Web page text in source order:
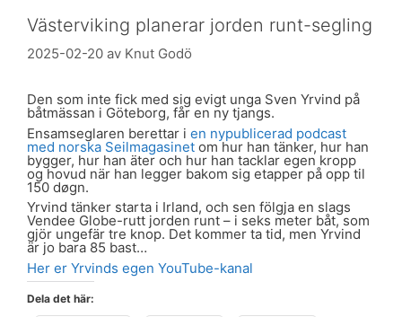
Västerviking planerar jorden runt-segling
2025-02-20 av Knut Godö
Den som inte fick med sig evigt unga Sven Yrvind på
båtmässan i Göteborg, får en ny tjangs.
Ensamseglaren berettar i en nypublicerad podcast
med norska Seilmagasinet om hur han tänker, hur han
bygger, hur han äter och hur han tacklar egen kropp
og hovud när han legger bakom sig etapper på opp til
150 døgn.
Yrvind tänker starta i Irland, och sen fölgja en slags
Vendee Globe-rutt jorden runt – i seks meter båt, som
gjör ungefär tre knop. Det kommer ta tid, men Yrvind
är jo bara 85 bast…
Her er Yrvinds egen YouTube-kanal
Dela det här: